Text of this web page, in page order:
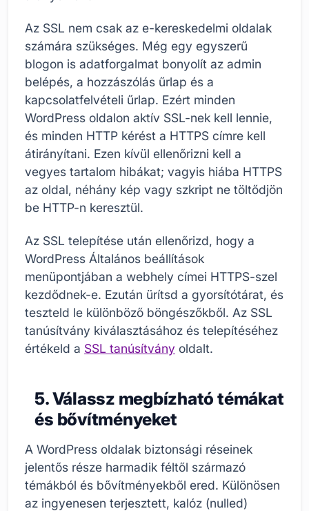
Az SSL nem csak az e-kereskedelmi oldalak
számára szükséges. Még egy egyszerű
blogon is adatforgalmat bonyolít az admin
belépés, a hozzászólás űrlap és a
kapcsolatfelvételi űrlap. Ezért minden
WordPress oldalon aktív SSL-nek kell lennie,
és minden HTTP kérést a HTTPS címre kell
átirányítani. Ezen kívül ellenőrizni kell a
vegyes tartalom hibákat; vagyis hiába HTTPS
az oldal, néhány kép vagy szkript ne töltődjön
be HTTP-n keresztül.
Az SSL telepítése után ellenőrizd, hogy a
WordPress Általános beállítások
menüpontjában a webhely címei HTTPS-szel
kezdődnek-e. Ezután ürítsd a gyorsítótárat, és
teszteld le különböző böngészőkből. Az SSL
tanúsítvány kiválasztásához és telepítéséhez
értékeld a SSL tanúsítvány oldalt.
5. Válassz megbízható témákat
és bővítményeket
A WordPress oldalak biztonsági réseinek
jelentős része harmadik féltől származó
témákból és bővítményekből ered. Különösen
az ingyenesen terjesztett, kalóz (nulled)